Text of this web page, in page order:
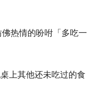
热情的吩咐「多吃一
上其他还未吃过的食